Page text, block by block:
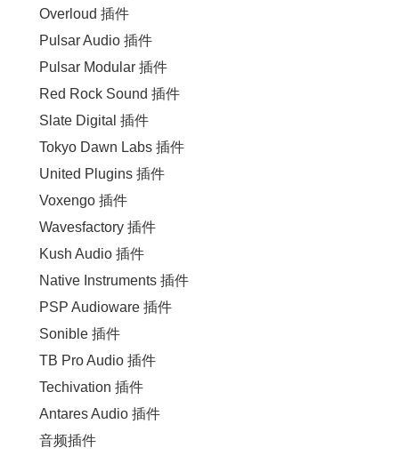
Overloud 插件
Pulsar Audio 插件
Pulsar Modular 插件
Red Rock Sound 插件
Slate Digital 插件
Tokyo Dawn Labs 插件
United Plugins 插件
Voxengo 插件
Wavesfactory 插件
Kush Audio 插件
Native Instruments 插件
PSP Audioware 插件
Sonible 插件
TB Pro Audio 插件
Techivation 插件
Antares Audio 插件
音频插件